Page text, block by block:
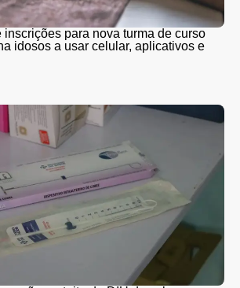
inscrições para nova turma de curso
idosos a usar celular, aplicativos e